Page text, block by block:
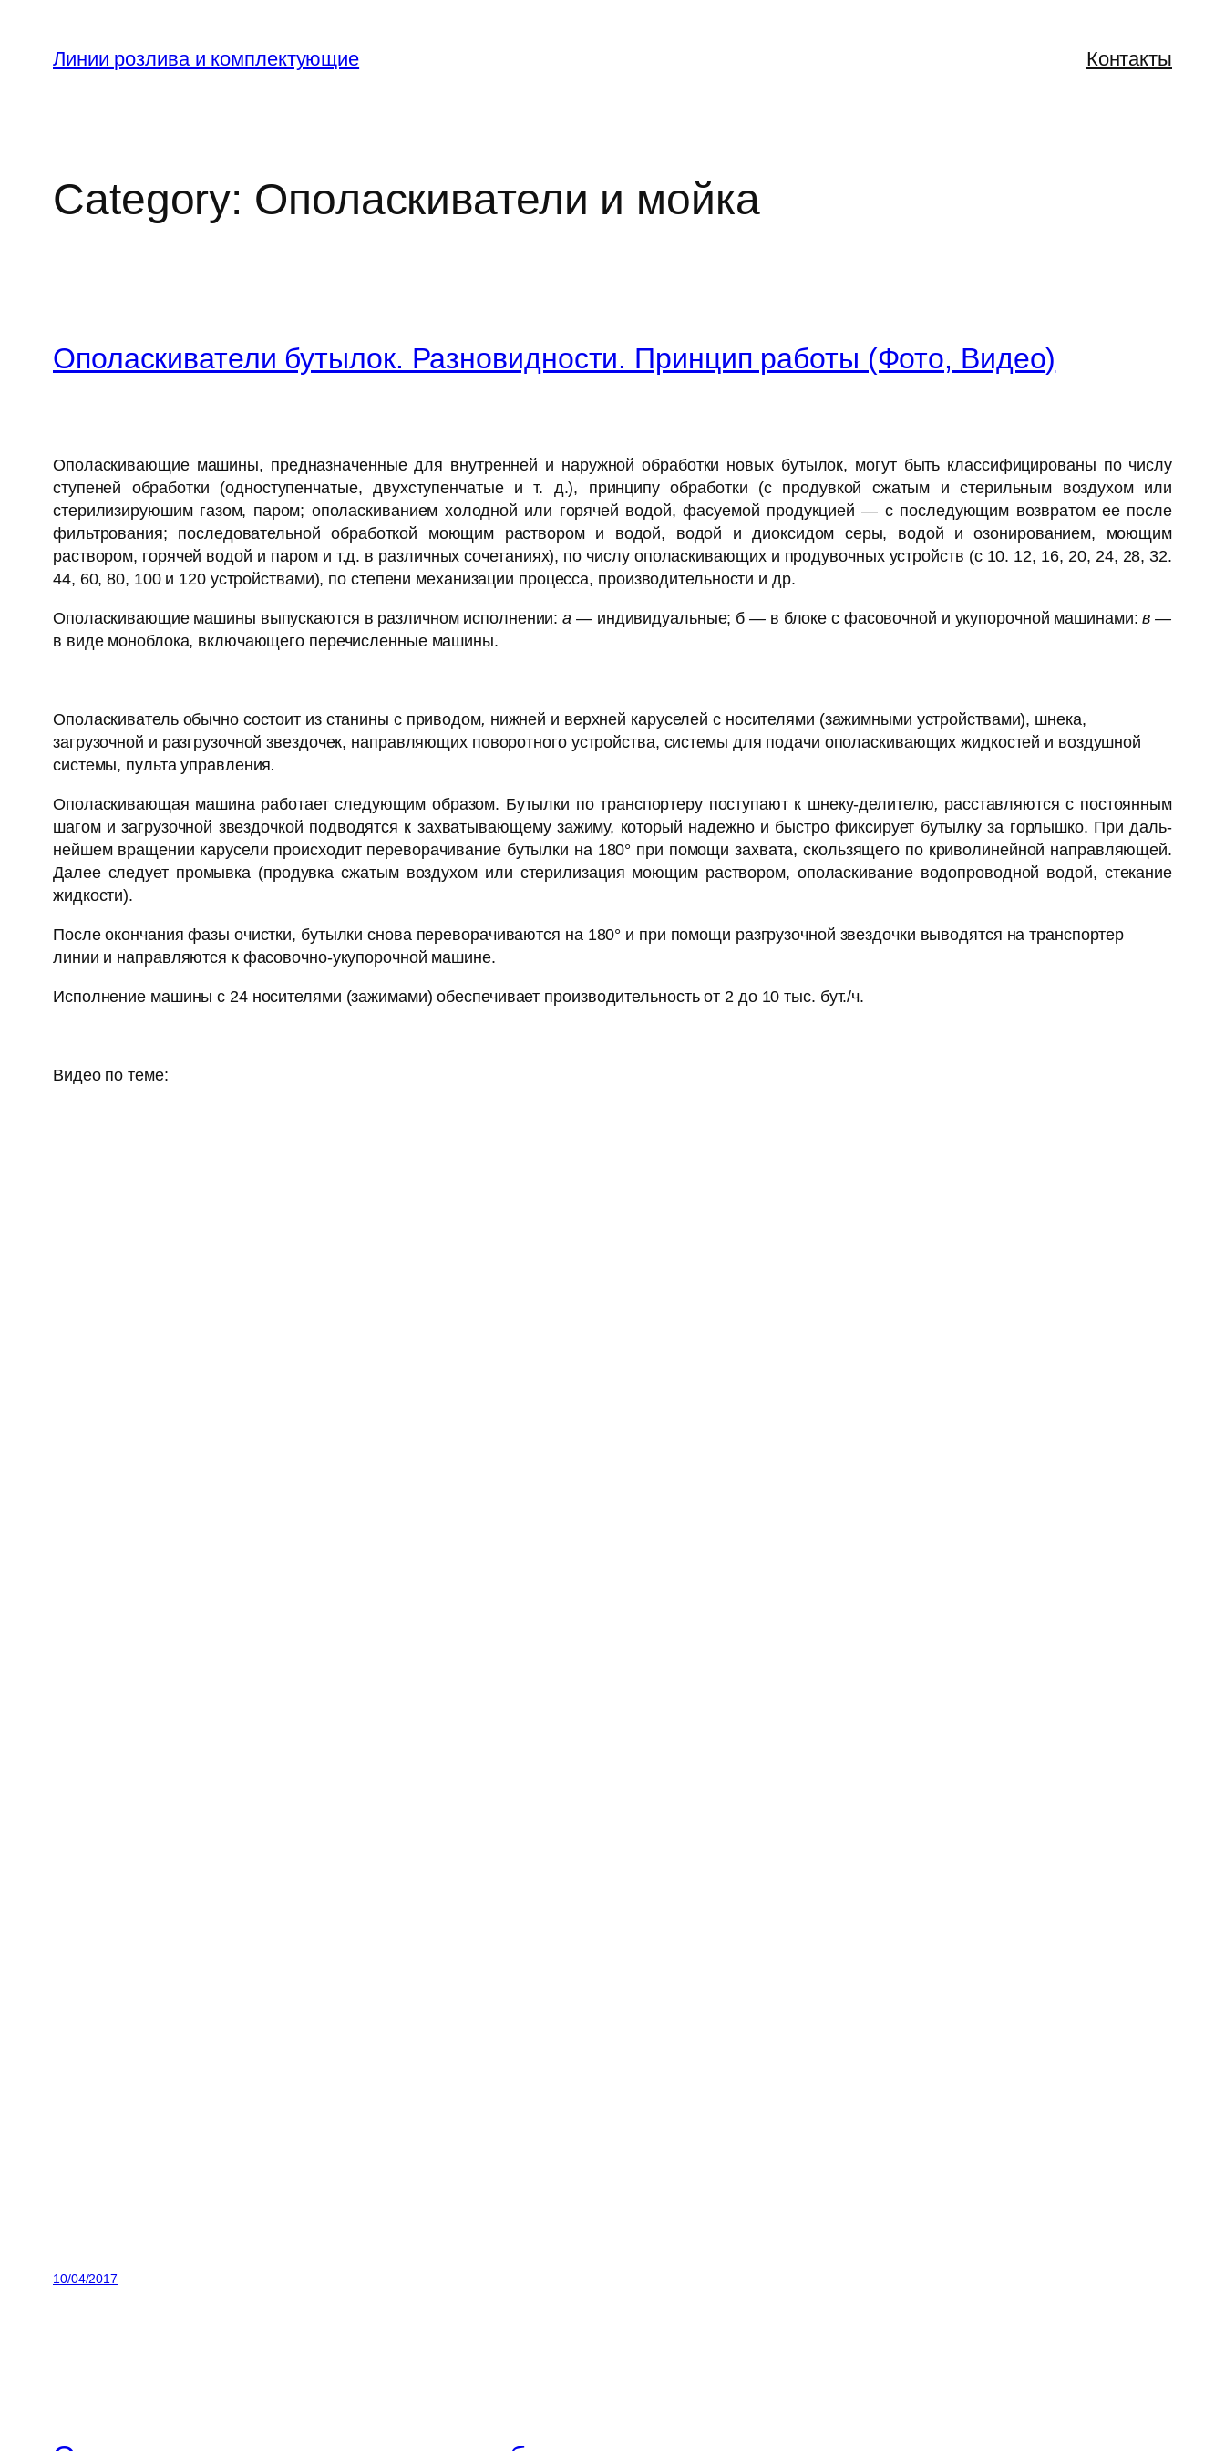
content
Линии розлива и комплектующие Контакты
Category: Ополаскиватели и мойка
Ополаскиватели бутылок. Разновидности. Принцип работы (Фото, Видео)
Ополаскивающие машины, предназначенные для внут­ренней и наружной обработки новых бутылок, могут быть классифици­рованы по числу
ступеней обработки (одноступенчатые, двухступенча­тые и т. д.), принципу обработки (с продувкой сжатым и стерильным воздухом или
стерилизируюшим газом, паром; ополаскиванием холод­ной или горячей водой, фасуемой продукцией — с последующим возвра­том ее после
фильтрования; последовательной обработкой моющим раствором и водой, водой и диоксидом серы, водой и озонированием, моющим
раствором, горячей водой и паром и т.д. в различных сочета­ниях), по числу ополаскивающих и продувочных устройств (с 10. 12, 16, 20, 24, 28, 32.
44, 60, 80, 100 и 120 устройствами), по степени механизации процесса, производительности и др.
Ополаскивающие машины выпускаются в различном исполнении:а — индивидуальные; б —в блоке с фасовочной и укупорочной машинами:в —
в виде моноблока, включающего перечисленные машины.
Ополаскиватель обычно состоит из станины с приво­дом, нижней и верхней каруселей с носителями (зажимными устройствами), шнека,
загрузочной и разгрузочной звездочек, направляющих поворотного устройства, системы для подачи ополаскивающих жидкостей и воздушной
системы, пульта управления.
Ополаскивающая машина работает следующим образом. Бутылки по транспортеру поступают к шнеку-делителю, расставляются с постоянным
шагом и загрузочной звездочкой подводятся к захватывающему зажиму, ко­торый надежно и быстро фиксирует бутылку за горлышко. При даль­
нейшем вращении карусели происходит переворачивание бутылки на 180° при помощи захвата, скользящего по криволинейной направляю­щей.
Далее следует промывка (продувка сжатым воздухом или стери­лизация моющим раствором, ополаскивание водопроводной водой, стекание
жидкости).
После окончания фазы очистки, бутылки снова переворачиваются на 180° и при помощи разгрузочной звездочки выводятся на транспор­тер
линии и направляются к фасовочно-укупорочной машине.
Исполнение машины с 24 носителями (зажимами) обеспечивает производительность от 2 до 10 тыс. бут./ч.
Видео по теме:
10/04/2017